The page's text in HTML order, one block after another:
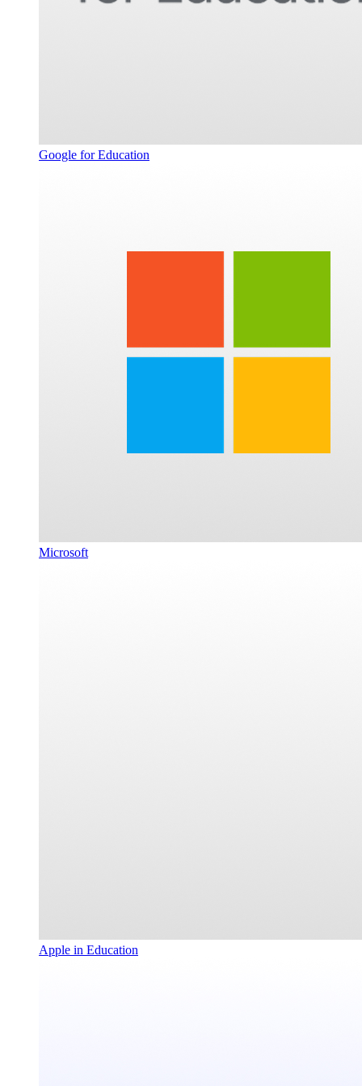
Google for Education
Microsoft
Apple in Education